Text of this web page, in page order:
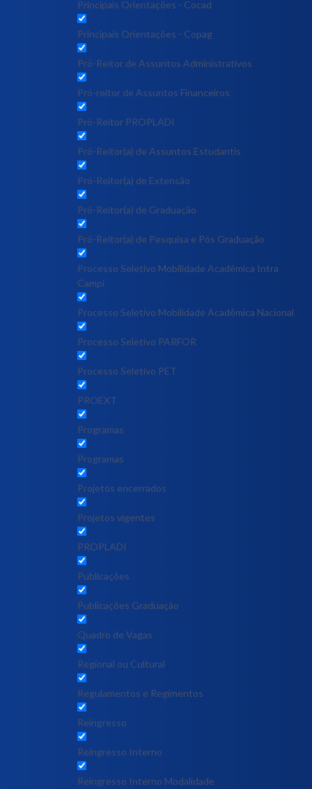
Principais Orientações - Cocad
Principais Orientações - Copag
Pró-Reitor de Assuntos Administrativos
Pró-reitor de Assuntos Financeiros
Pró-Reitor PROPLADI
Pró-Reitor(a) de Assuntos Estudantis
Pró-Reitor(a) de Extensão
Pró-Reitor(a) de Graduação
Pró-Reitor(a) de Pesquisa e Pós Graduação
Processo Seletivo Mobilidade Acadêmica Intra
Campi
Processo Seletivo Mobilidade Acadêmica Nacional
Processo Seletivo PARFOR
Processo Seletivo PET
PROEXT
Programas
Programas
Projetos encerrados
Projetos vigentes
PROPLADI
Publicações
Publicações Graduação
Quadro de Vagas
Regional ou Cultural
Regulamentos e Regimentos
Reingresso
Reingresso Interno
Reingresso Interno Modalidade